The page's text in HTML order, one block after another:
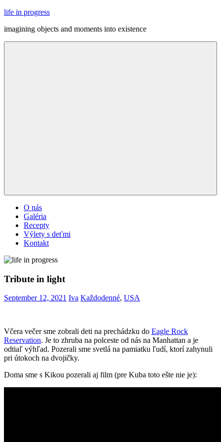
Skip
content
life in progress
imagining objects and moments into existence
O nás
Galéria
Recepty
Výlety s deťmi
Kontakt
Tribute in light
September 12, 2021 Iva Každodenné, USA
Včera večer sme zobrali deti na prechádzku do Eagle Rock
Reservation. Je to zhruba na polceste od nás na Manhattan a je
odtiaľ výhľad. Pozerali sme svetlá na pamiatku ľudí, ktorí zahynuli
pri útokoch na dvojičky.
Doma sme s Kikou pozerali aj film (pre Kuba toto ešte nie je):